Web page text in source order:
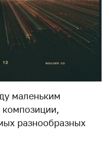
маленьким
разнообразных